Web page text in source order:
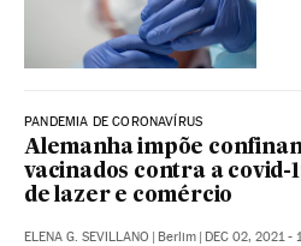
PANDEMIA DE CORONAVÍRUS
Alemanha impõe
vacinados contra a covid-
de lazer e comércio
ELENA G. SEVILLANO | Berlim | DEC 02, 2021 -